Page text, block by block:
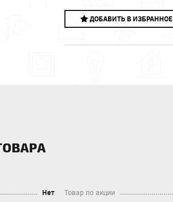
ДОБАВИТЬ В ИЗБРАННОЕ
Нет Товар по акции